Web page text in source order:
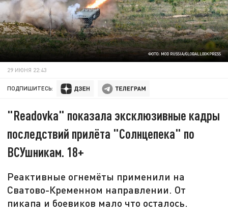
ФОТО: MOD RUSSIA/GLOBALLOOKPRESS
29 ИЮНЯ 22:43
ПОДПИШИТЕСЬ:
"Readovka" показала эксклюзивные кадры
последствий прилёта "Солнцепека" по
ВСУшникам. 18+
Реактивные огнемёты применили на
Сватово-Кременном направлении. От
пикапа и боевиков мало что осталось.